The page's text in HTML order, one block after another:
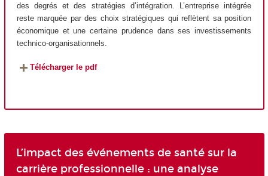
des degrés et des stratégies d’intégration. L’entreprise intégrée
reste marquée par des choix stratégiques qui reflètent sa position
économique et une certaine prudence dans ses investissements
technico-organisationnels.
Télécharger le pdf
L’impact des événements de santé sur la
carrière professionnelle : une analyse